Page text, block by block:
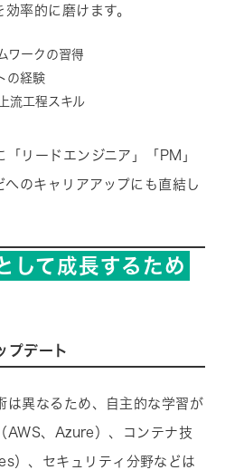
率的に磨けます。
ワークの習得
の経験
流工程スキル
リードエンジニア」「PM」
へのキャリアアップにも直結し
して成長するため
プデート
は異なるため、自主的な学習が
AWS、Azure）、コンテナ技
、セキュリティ分野などは